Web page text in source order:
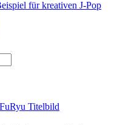
für kreativen J-Pop